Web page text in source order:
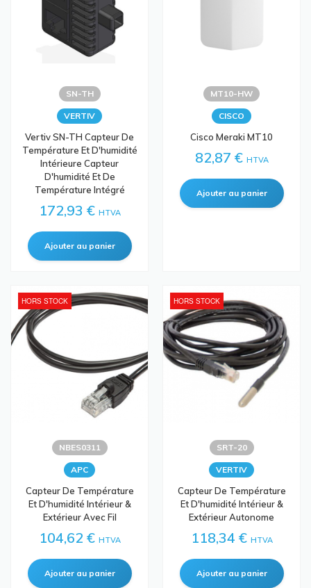
SN-TH
VERTIV
Vertiv SN-TH Capteur De
Température Et D'humidité
Intérieure Capteur
D'humidité Et De
Température Intégré
172,93 € HTVA
MT10-HW
CISCO
Cisco Meraki MT10
82,87 € HTVA
HORS STOCK
NBES0311
APC
Capteur De Température
Et D'humidité Intérieur &
Extérieur Avec Fil
104,62 € HTVA
HORS STOCK
SRT-20
VERTIV
Capteur De Température
Et D'humidité Intérieur &
Extérieur Autonome
118,34 € HTVA